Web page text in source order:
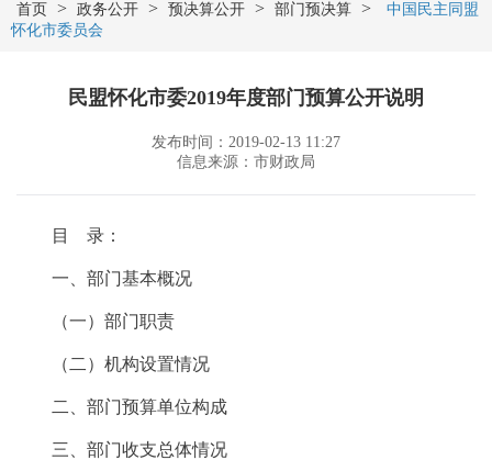
首页 > 政务公开 > 预决算公开 > 部门预决算 >
中国民主同盟
怀化市委员会
民盟怀化市委2019年度部门预算公开说明
发布时间：2019-02-13 11:27
信息来源：市财政局
目 录：
一、部门基本概况
（一）部门职责
（二）机构设置情况
二、部门预算单位构成
三、部门收支总体情况